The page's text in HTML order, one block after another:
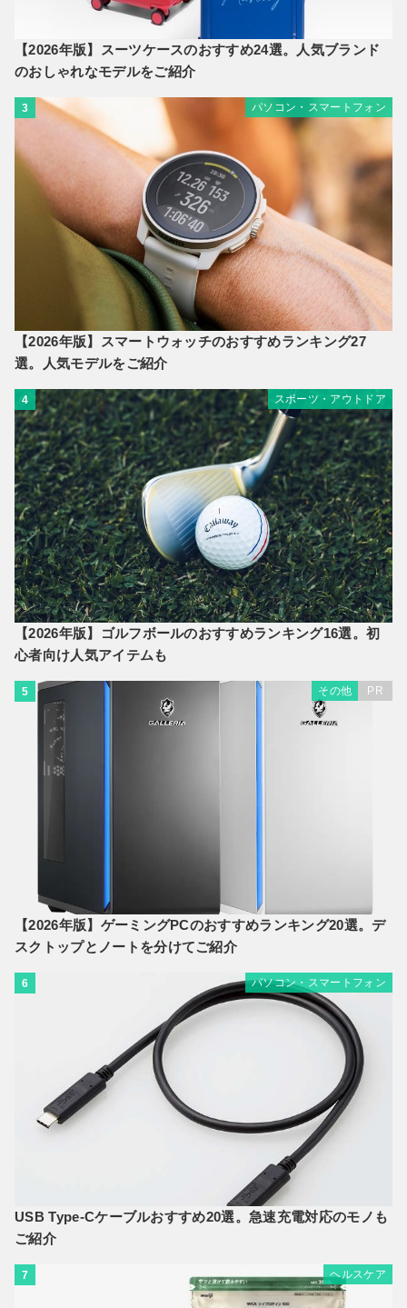
【2026年版】スーツケースのおすすめ24選。人気ブランド
のおしゃれなモデルをご紹介
3 パソコン・スマートフォン
【2026年版】スマートウォッチのおすすめランキング27
選。人気モデルをご紹介
4 スポーツ・アウトドア
【2026年版】ゴルフボールのおすすめランキング16選。初
心者向け人気アイテムも
5 その他 PR
【2026年版】ゲーミングPCのおすすめランキング20選。デ
スクトップとノートを分けてご紹介
6 パソコン・スマートフォン
USB Type-Cケーブルおすすめ20選。急速充電対応のモノも
ご紹介
7 ヘルスケア